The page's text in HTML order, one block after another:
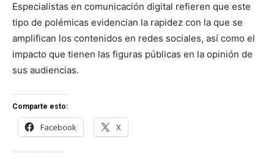
Especialistas en comunicación digital refieren que este
tipo de polémicas evidencian la rapidez con la que se
amplifican los contenidos en redes sociales, así como el
impacto que tienen las figuras públicas en la opinión de
sus audiencias.
Comparte esto:
Facebook X